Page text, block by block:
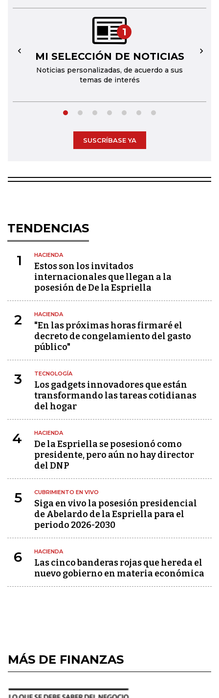
1
MI SELECCIÓN DE NOTICIAS
Noticias personalizadas, de acuerdo a sus
temas de interés
← →
SUSCRÍBASE YA
TENDENCIAS
1 HACIENDA
Estos son los invitados
internacionales que llegan a la
posesión de De la Espriella
2 HACIENDA
"En las próximas horas firmaré el
decreto de congelamiento del gasto
público"
3 TECNOLOGÍA
Los gadgets innovadores que están
transformando las tareas cotidianas
del hogar
4 HACIENDA
De la Espriella se posesionó como
presidente, pero aún no hay director
del DNP
5 CUBRIMIENTO EN VIVO
Siga en vivo la posesión presidencial
de Abelardo de la Espriella para el
periodo 2026-2030
6 HACIENDA
Las cinco banderas rojas que hereda el
nuevo gobierno en materia económica
MÁS DE FINANZAS